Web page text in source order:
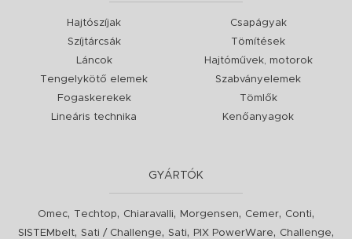
Hajtószíjak
Szíjtárcsák
Láncok
Tengelykötő elemek
Fogaskerekek
Lineáris technika
Csapágyak
Tömítések
Hajtóművek, motorok
Szabványelemek
Tömlők
Kenőanyagok
GYÁRTÓK
Omec, Techtop, Chiaravalli, Morgensen, Cemer, Conti,
SISTEMbelt, Sati / Challenge, Sati, PIX PowerWare, Challenge,